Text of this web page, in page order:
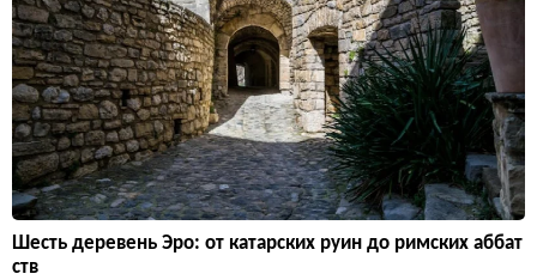
Шесть деревень Эро: от катарских руин до римских аббат
ств